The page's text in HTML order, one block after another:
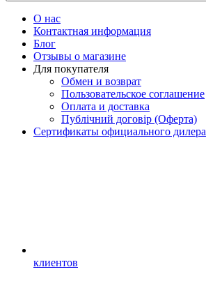
О нас
Контактная информация
Блог
Отзывы о магазине
Для покупателя
Обмен и возврат
Пользовательское соглашение
Оплата и доставка
Публічний договір (Оферта)
Сертификаты официального дилера
клиентов